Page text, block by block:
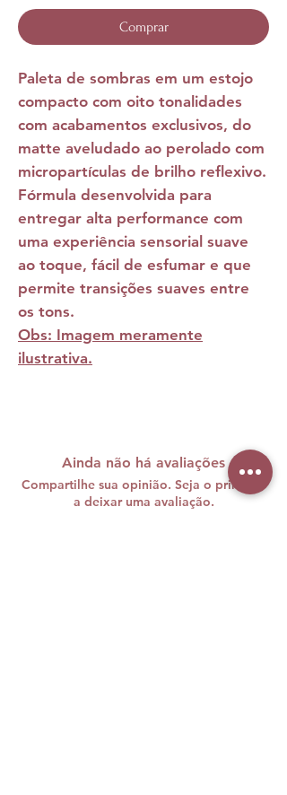
Comprar
Paleta de sombras em um estojo
compacto com oito tonalidades
com acabamentos exclusivos, do
matte aveludado ao perolado com
micropartículas de brilho reflexivo.
Fórmula desenvolvida para
entregar alta performance com
uma experiência sensorial suave
ao toque, fácil de esfumar e que
permite transições suaves entre
os tons.
Obs: Imagem meramente
ilustrativa.
Ainda não há avaliações
Compartilhe sua opinião. Seja o primeiro
a deixar uma avaliação.